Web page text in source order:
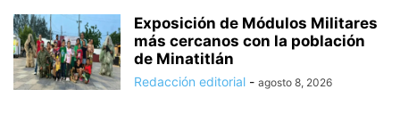
Exposición de Módulos Militares
más cercanos con la población
de Minatitlán
Redacción editorial - agosto 8, 2026